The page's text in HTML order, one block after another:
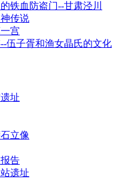
铁血防盗门--甘肃泾川
传说
宫
伍子胥和渔女晶氏的文化
址
立像
告
遗址